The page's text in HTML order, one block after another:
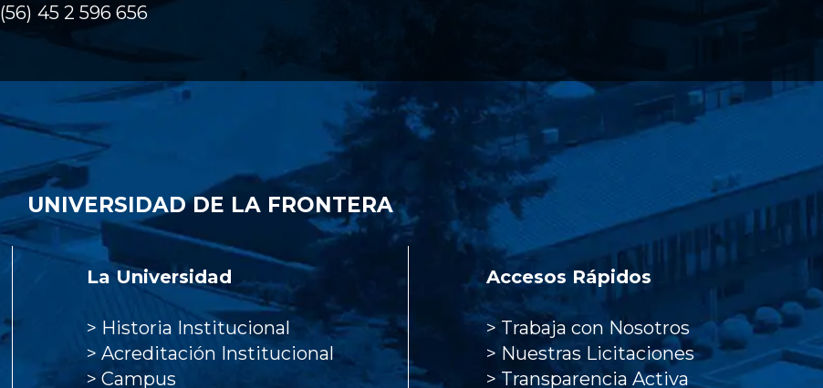
(56) 45 2 596 656
UNIVERSIDAD DE LA FRONTERA
La Universidad
> Historia Institucional
> Acreditación Institucional
>Campus
Accesos Rápidos
> Trabaja con Nosotros
> Nuestras Licitaciones
> Transparencia Activa